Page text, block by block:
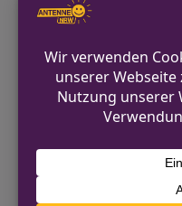
Während des
Die Situation
weiterführende
erwartet.
Quelle: